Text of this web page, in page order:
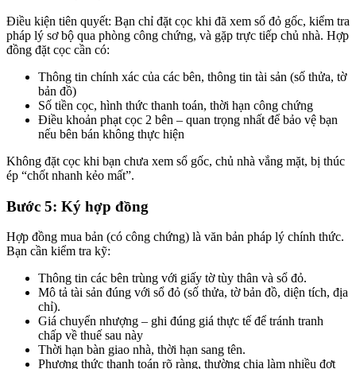
Điều kiện tiên quyết: Bạn chỉ đặt cọc khi đã xem sổ đỏ gốc, kiểm tra
pháp lý sơ bộ qua phòng công chứng, và gặp trực tiếp chủ nhà. Hợp
đồng đặt cọc cần có:
Thông tin chính xác của các bên, thông tin tài sản (số thửa, tờ
bản đồ)
Số tiền cọc, hình thức thanh toán, thời hạn công chứng
Điều khoản phạt cọc 2 bên – quan trọng nhất để bảo vệ bạn
nếu bên bán không thực hiện
Không đặt cọc khi bạn chưa xem sổ gốc, chủ nhà vắng mặt, bị thúc
ép “chốt nhanh kẻo mất”.
Bước 5: Ký hợp đồng
Hợp đồng mua bản (có công chứng) là văn bản pháp lý chính thức.
Bạn cần kiểm tra kỹ:
Thông tin các bên trùng với giấy tờ tùy thân và sổ đỏ.
Mô tả tài sản đúng với sổ đỏ (số thửa, tờ bản đồ, diện tích, địa
chỉ).
Giá chuyển nhượng – ghi đúng giá thực tế để tránh tranh
chấp về thuế sau này
Thời hạn bàn giao nhà, thời hạn sang tên.
Phương thức thanh toán rõ ràng, thường chia làm nhiều đợt